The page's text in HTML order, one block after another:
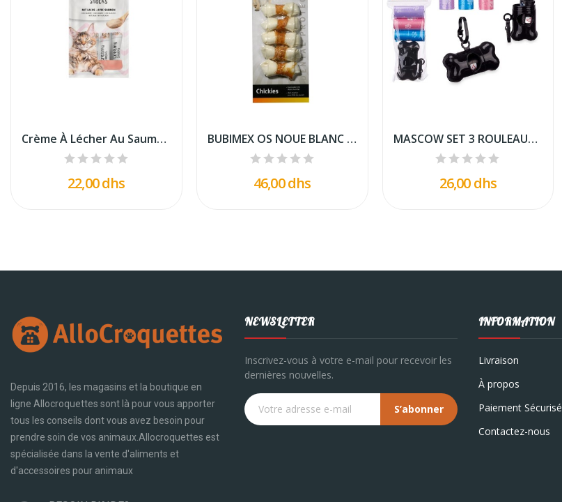
Crème À Lécher Au Saumon X4 - 60g Bubimex
22,00 dhs
BUBIMEX OS NOUE BLANC AU POULET POUR CHIEN *5
46,00 dhs
MASCOW SET 3 ROULEAUX DISTRIBUTEUR DE SACS...
26,00 dhs
Depuis 2016, les magasins et la boutique en
ligne Allocroquettes sont là pour vous apporter
tous les conseils dont vous avez besoin pour
prendre soin de vos animaux.Allocroquettes est
spécialisée dans la vente d'aliments et
d'accessoires pour animaux
NEWSLETTER
Inscrivez-vous à votre e-mail pour recevoir les
dernières nouvelles.
S’abonner
INFORMATION
Livraison
À propos
Paiement Sécurisé
Contactez-nous